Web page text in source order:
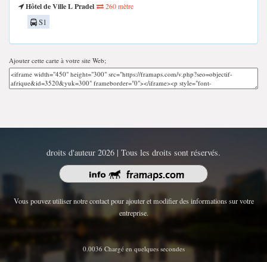
Hôtel de Ville L Pradel
260 mètre
S1
Ajouter cette carte à votre site Web;
droits d'auteur 2026 | Tous les droits sont réservés.
Vous pouvez utiliser notre contact pour ajouter et modifier des informations sur votre
entreprise.
0.0036 Chargé en quelques secondes